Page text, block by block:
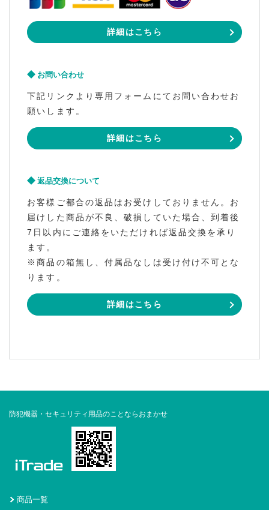
詳細はこちら
お問い合わせ
下記リンクより専用フォームにてお問い合わせお
願いします。
詳細はこちら
返品交換について
お客様ご都合の返品はお受けしておりません。お
届けした商品が不良、破損していた場合、到着後
7日以内にご連絡をいただければ返品交換を承り
ます。
※商品の箱無し、付属品なしは受け付け不可とな
ります。
詳細はこちら
防犯機器・セキュリティ用品のことならおまかせ
商品一覧